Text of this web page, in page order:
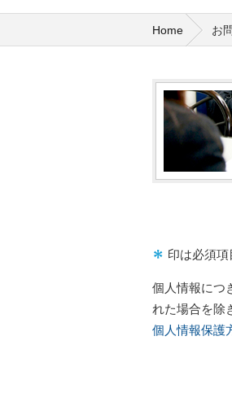
要時間、運行状
Home お
印は必須項
個人情報につ
れた場合を除
個人情報保護